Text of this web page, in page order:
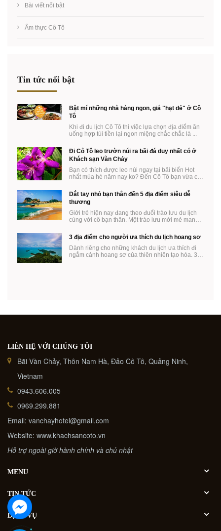
Bài viết nổi bật
Ẩm thực Cô Tô
Tin tức nổi bật
Bật mí những nhà hàng ngon, giá "hạt dẻ" ở Cô
Tô
Khi đi du lịch Cô Tô thì việc lựa chọn địa điểm ăn
uống hợp túi tiền lại ngon miệng chắc chắc là ...
Đi Cô Tô leo trườn núi ra bãi đá duy nhất có ở
Khách sạn Vàn Chảy
Bạn có thích được leo núi ngay tại bãi biển Hot
nhất mùa hè năm nay ko? Đến Cô Tô bạn vừa có
Dắt tay nhỏ bạn thân đến 5 địa điểm siêu dễ
thương
Giới trẻ hiện nay đang theo đuổi trào lưu du lịch
cùng với cô bạn thân. Một trào lưu mới mẻ mang
3 địa điểm cho người ưa thích du lịch hoang sơ
Dành riêng cho những khách du lịch ưa thích đi
ngắm cảnh hoang sơ của thiên nhiên tạo hóa. 3
LIÊN HỆ VỚI CHÚNG TÔI
Bãi Vàn Chảy, Thôn Nam Hà, Đảo Cô Tô, Quảng Ninh,
Vietnam
0943.606.005
0969.299.881
Email: vanchayhotel@gmail.com
Website: www.khachsancoto.vn
Hỗ trợ ngoài giờ hành chính và chủ nhật
MENU
TIN TỨC
DỊCH VỤ